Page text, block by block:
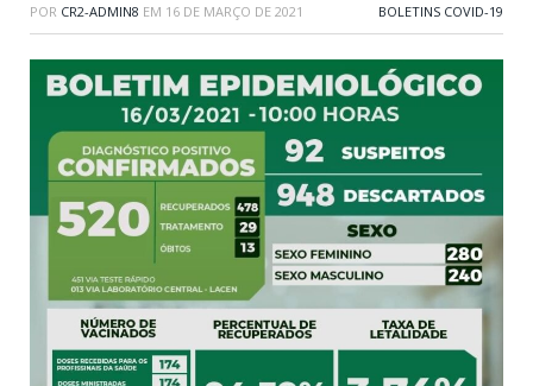
POR CR2-ADMIN8 EM 16 DE MARÇO DE 2021 BOLETINS COVID-19